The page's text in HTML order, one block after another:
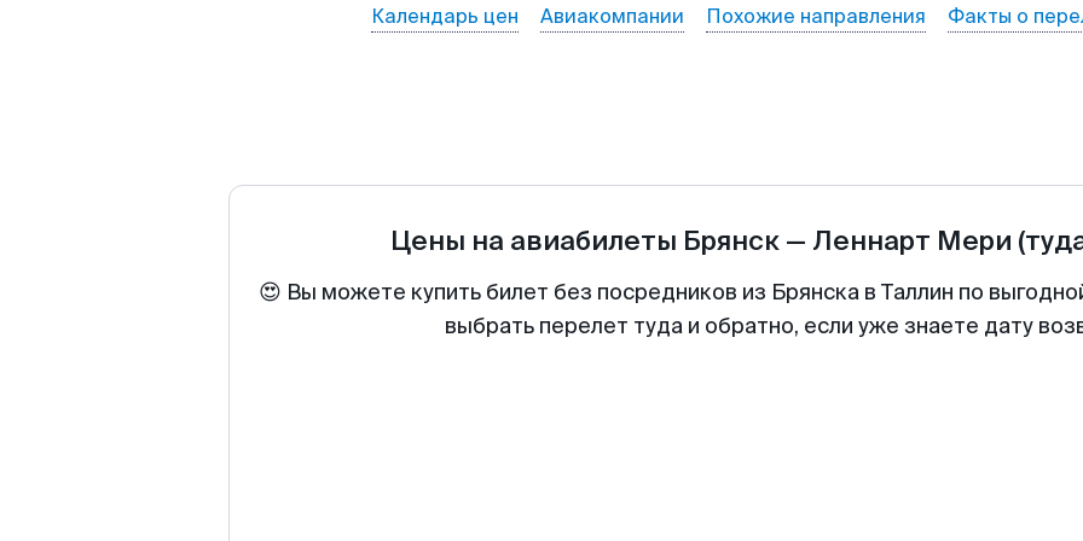
Календарь цен Авиакомпании Похожие направления Факты о
Цены на авиабилеты Брянск — Леннарт Мери
😍 Вы можете купить билет без посредников из Брянска в Таллин по
выбрать перелет туда и обратно, если уже знаете дату